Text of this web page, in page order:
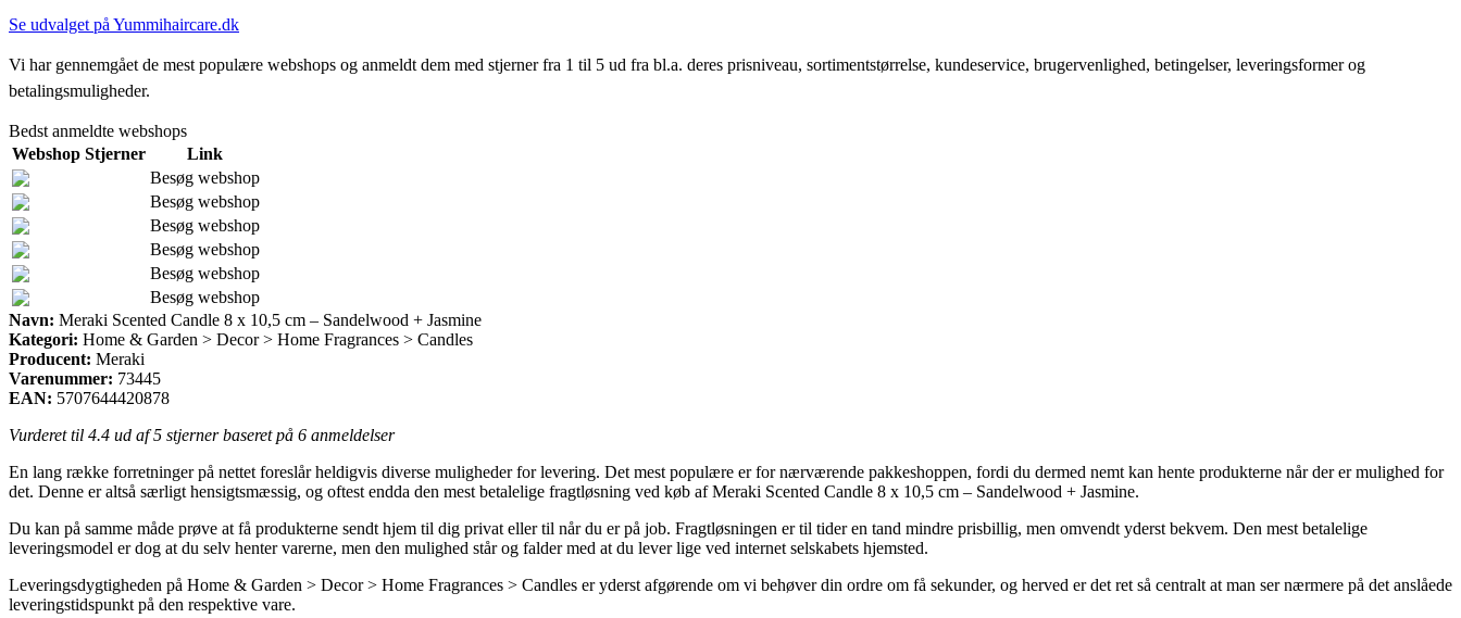
Se udvalget på Yummihaircare.dk
Vi har gennemgået de mest populære webshops og anmeldt dem med stjerner fra 1 til 5 ud fra bl.a. deres prisniveau, sortimentstørrelse, kundeservice, brugervenlighed, betingelser, leveringsformer og
betalingsmuligheder.
Bedst anmeldte webshops
Webshop Stjerner
Link
Besøg webshop
Besøg webshop
Besøg webshop
Besøg webshop
Besøg webshop
Besøg webshop
Navn: Meraki Scented Candle 8 x 10,5 cm – Sandelwood + Jasmine
Kategori: Home & Garden > Decor > Home Fragrances > Candles
Producent: Meraki
Varenummer: 73445
EAN: 5707644420878
Vurderet til 4.4 ud af 5 stjerner baseret på 6 anmeldelser
En lang række forretninger på nettet foreslår heldigvis diverse muligheder for levering. Det mest populære er for nærværende pakkeshoppen, fordi du dermed nemt kan hente produkterne når der er mulighed for
det. Denne er altså særligt hensigtsmæssig, og oftest endda den mest betalelige fragtløsning ved køb af Meraki Scented Candle 8 x 10,5 cm – Sandelwood + Jasmine.
Du kan på samme måde prøve at få produkterne sendt hjem til dig privat eller til når du er på job. Fragtløsningen er til tider en tand mindre prisbillig, men omvendt yderst bekvem. Den mest betalelige
leveringsmodel er dog at du selv henter varerne, men den mulighed står og falder med at du lever lige ved internet selskabets hjemsted.
Leveringsdygtigheden på Home & Garden > Decor > Home Fragrances > Candles er yderst afgørende om vi behøver din ordre om få sekunder, og herved er det ret så centralt at man ser nærmere på det anslåede
leveringstidspunkt på den respektive vare.